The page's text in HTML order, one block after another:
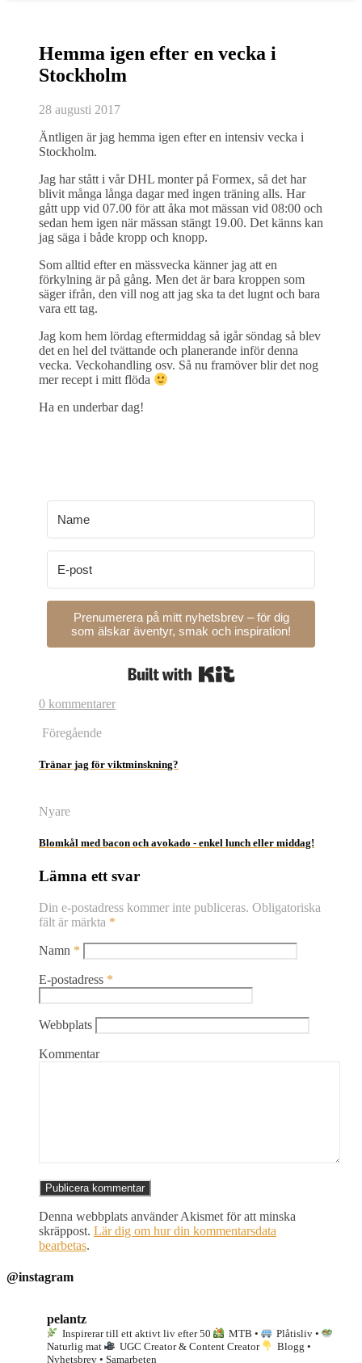
Hemma igen efter en vecka i
Stockholm
28 augusti 2017
Äntligen är jag hemma igen efter en intensiv vecka i
Stockholm.
Jag har stått i vår DHL monter på Formex, så det har
blivit många långa dagar med ingen träning alls. Har
gått upp vid 07.00 för att åka mot mässan vid 08:00 och
sedan hem igen när mässan stängt 19.00. Det känns kan
jag säga i både kropp och knopp.
Som alltid efter en mässvecka känner jag att en
förkylning är på gång. Men det är bara kroppen som
säger ifrån, den vill nog att jag ska ta det lugnt och bara
vara ett tag.
Jag kom hem lördag eftermiddag så igår söndag så blev
det en hel del tvättande och planerande inför denna
vecka. Veckohandling osv. Så nu framöver blir det nog
mer recept i mitt flöda
Ha en underbar dag!
Prenumerera på mitt nyhetsbrev – för dig
som älskar äventyr, smak och inspiration!
0 kommentarer
Föregående
Tränar jag för viktminskning?
Nyare
Blomkål med bacon och avokado - enkel lunch eller middag!
Lämna ett svar
Din e-postadress kommer inte publiceras. Obligatoriska
fält är märkta *
Namn *
E-postadress *
Webbplats
Kommentar
Denna webbplats använder Akismet för att minska
skräppost. Lär dig om hur din kommentarsdata
bearbetas.
@instagram
pelantz
Inspirerar till ett aktivt liv efter 50 MTB •
Plåtisliv •
Naturlig mat
UGC Creator & Content Creator
Blogg •
Nyhetsbrev • Samarbeten